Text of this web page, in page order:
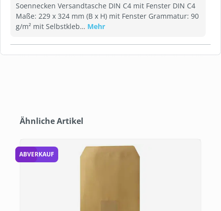
Soennecken Versandtasche DIN C4 mit Fenster DIN C4
Maße: 229 x 324 mm (B x H) mit Fenster Grammatur: 90
g/m² mit Selbstkleb… Mehr
Produktgalerie überspringen
Ähnliche Artikel
53 %
ABVERKAUF